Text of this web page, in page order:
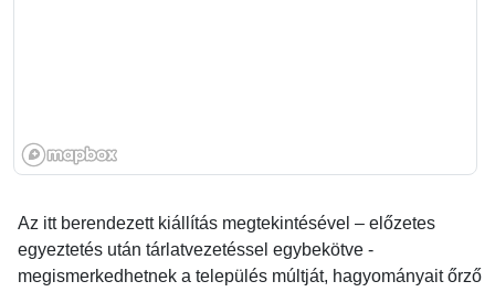
Az itt berendezett kiállítás megtekintésével – előzetes
egyeztetés után tárlatvezetéssel egybekötve -
megismerkedhetnek a település múltját, hagyományait őrző